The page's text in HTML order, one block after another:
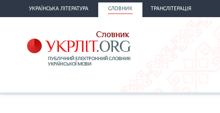
УКРАЇНСЬКА ЛІТЕРАТУРА СЛОВНИК ТРАНСЛІТЕРАЦІЯ